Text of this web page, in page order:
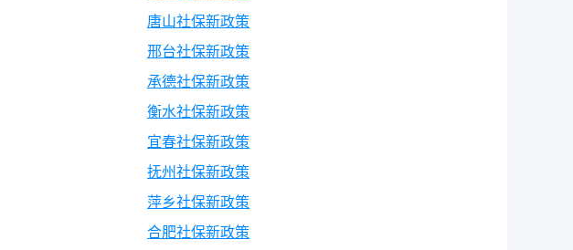
唐山社保新政策
邢台社保新政策
承德社保新政策
衡水社保新政策
宜春社保新政策
抚州社保新政策
萍乡社保新政策
合肥社保新政策